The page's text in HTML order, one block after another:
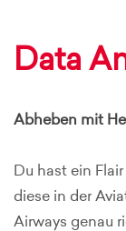
Data
Abheben mit
Du hast ein
diese in der
Airways genau